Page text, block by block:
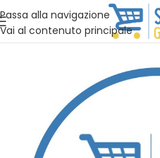
Passa alla navigazione
Vai al contenuto principale
Vuoi assistenza?Clicca